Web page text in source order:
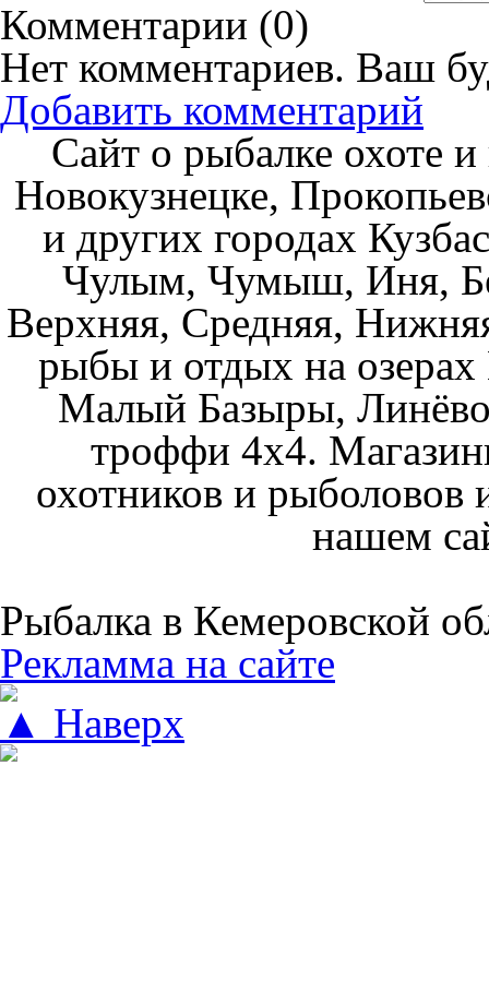
Комментарии (0)
Нет комментариев. Ваш
Добавить комментарий
Сайт о рыбалке охоте
Новокузнецке,
и других городах
Чулым, Чумыш, Иня,
Верхняя, Средняя,
рыбы и отдых на
Малый Базыры,
троффи 4х4.
охотников и рыболовов
нашем
Рыбалка в Кемеровской
Рекламма на сайте
▲ Наверх